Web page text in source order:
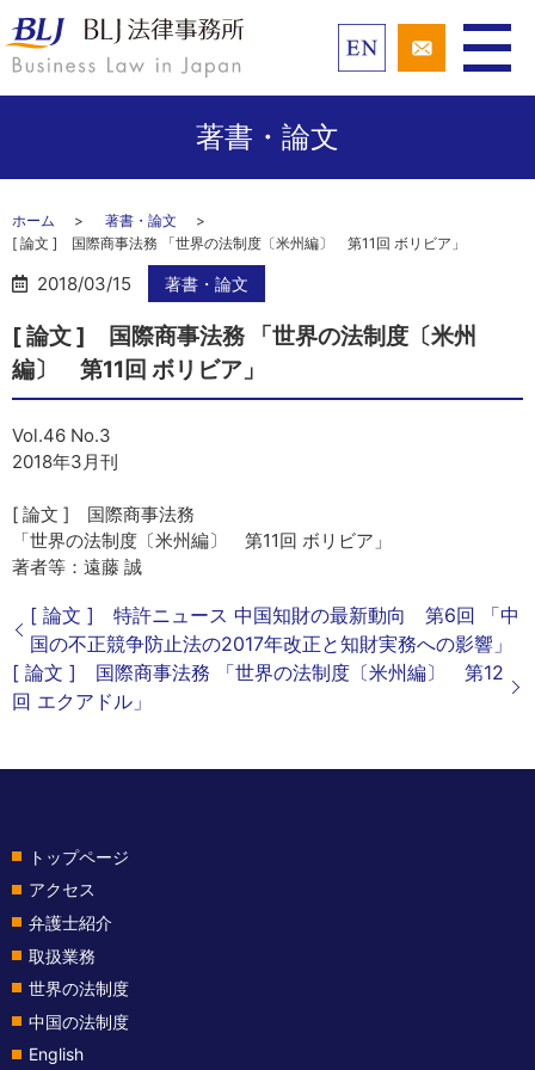
著書・論文
ホーム
著書・論文
[ 論文 ] 国際商事法務 「世界の法制度〔米州編〕 第11回 ボリビア」
2018/03/15 著書・論文
[ 論文 ] 国際商事法務 「世界の法制度〔米州
編〕 第11回 ボリビア」
Vol.46 No.3
2018年3月刊
[ 論文 ] 国際商事法務
「世界の法制度〔米州編〕 第11回 ボリビア」
著者等：遠藤 誠
[ 論文 ] 特許ニュース 中国知財の最新動向 第6回 「中
国の不正競争防止法の2017年改正と知財実務への影響」
[ 論文 ] 国際商事法務 「世界の法制度〔米州編〕 第12
回 エクアドル」
トップページ
アクセス
弁護士紹介
取扱業務
世界の法制度
中国の法制度
English